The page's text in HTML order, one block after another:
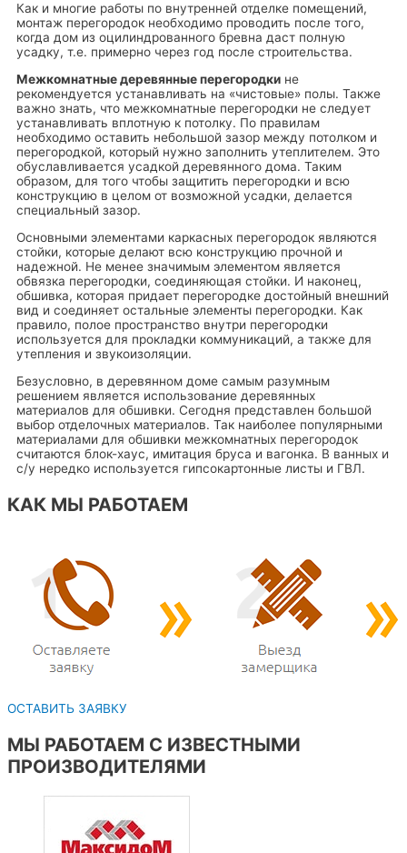
Как и многие работы по внутренней отделке помещений,
монтаж перегородок необходимо проводить после того,
когда дом из оцилиндрованного бревна даст полную
усадку, т.е. примерно через год после строительства.
Межкомнатные деревянные перегородки не
рекомендуется устанавливать на «чистовые» полы. Также
важно знать, что межкомнатные перегородки не следует
устанавливать вплотную к потолку. По правилам
необходимо оставить небольшой зазор между потолком и
перегородкой, который нужно заполнить утеплителем. Это
обуславливается усадкой деревянного дома. Таким
образом, для того чтобы защитить перегородки и всю
конструкцию в целом от возможной усадки, делается
специальный зазор.
Основными элементами каркасных перегородок являются
стойки, которые делают всю конструкцию прочной и
надежной. Не менее значимым элементом является
обвязка перегородки, соединяющая стойки. И наконец,
обшивка, которая придает перегородке достойный внешний
вид и соединяет остальные элементы перегородки. Как
правило, полое пространство внутри перегородки
используется для прокладки коммуникаций, а также для
утепления и звукоизоляции.
Безусловно, в деревянном доме самым разумным
решением является использование деревянных
материалов для обшивки. Сегодня представлен большой
выбор отделочных материалов. Так наиболее популярными
материалами для обшивки межкомнатных перегородок
считаются блок-хаус, имитация бруса и вагонка. В ванных и
с/у нередко используется гипсокартонные листы и ГВЛ.
КАК МЫ РАБОТАЕМ
ОСТАВИТЬ ЗАЯВКУ
МЫ РАБОТАЕМ С ИЗВЕСТНЫМИ
ПРОИЗВОДИТЕЛЯМИ